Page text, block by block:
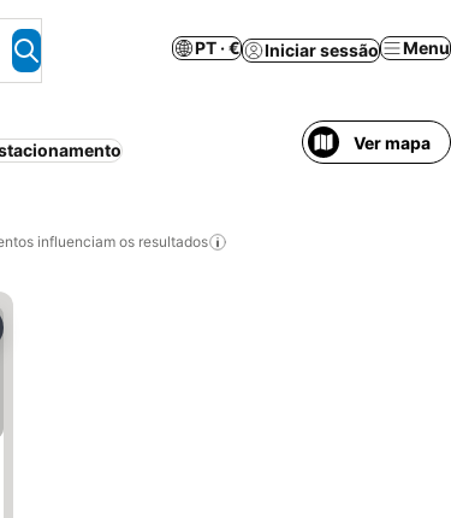
PT · € Iniciar sessão Menu
Ver mapa
influenciam os resultados
aos favoritos